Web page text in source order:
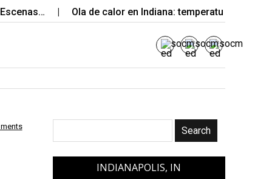
Ola de calor en Indiana: temperaturas extremas y…
INDIANAPOLIS, IN